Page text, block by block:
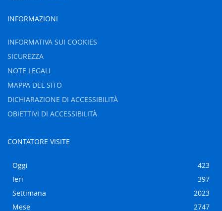
INFORMAZIONI
INFORMATIVA SUI COOKIES
SICUREZZA
NOTE LEGALI
MAPPA DEL SITO
DICHIARAZIONE DI ACCESSIBILITÀ
OBIETTIVI DI ACCESSIBILITÀ
CONTATORE VISITE
Oggi
423
Ieri
397
Settimana
2023
Mese
2747